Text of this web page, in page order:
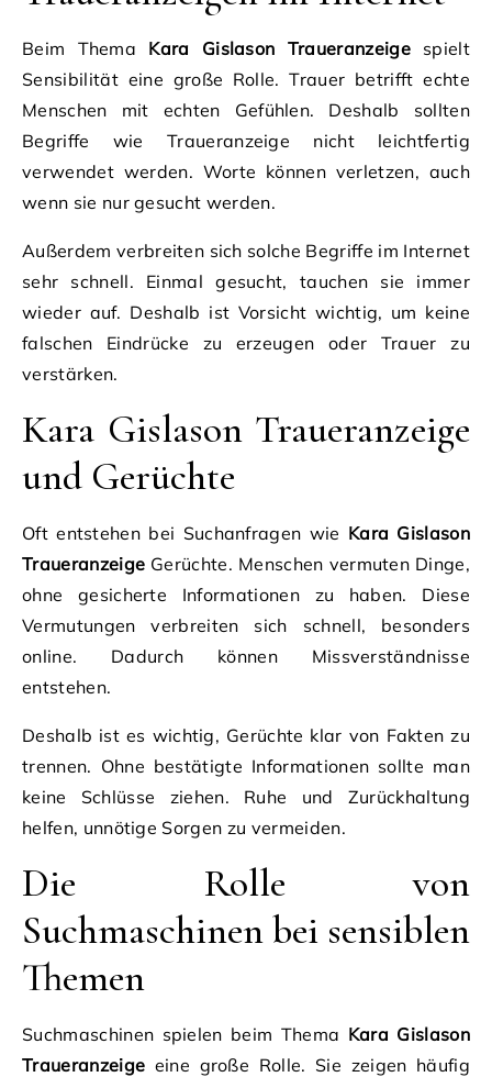
Beim Thema Kara Gislason Traueranzeigespielt
Sensibilität eine große Rolle. Trauer betrifft echte
Menschen mit echten Gefühlen. Deshalb sollten
Begriffe wie Traueranzeige nicht leichtfertig
verwendet werden. Worte können verletzen, auch
wenn sie nur gesucht werden.
Außerdem verbreiten sich solche Begriffe im Internet
sehr schnell. Einmal gesucht, tauchen sie immer
wieder auf. Deshalb ist Vorsicht wichtig, um keine
falschen Eindrücke zu erzeugen oder Trauer zu
verstärken.
Kara Gislason Traueranzeige
und Gerüchte
Oft entstehen bei Suchanfragen wie Kara Gislason
Traueranzeige Gerüchte. Menschen vermuten Dinge,
ohne gesicherte Informationen zu haben. Diese
Vermutungen verbreiten sich schnell, besonders
online. Dadurch können Missverständnisse
entstehen.
Deshalb ist es wichtig, Gerüchte klar von Fakten zu
trennen. Ohne bestätigte Informationen sollte man
keine Schlüsse ziehen. Ruhe und Zurückhaltung
helfen, unnötige Sorgen zu vermeiden.
Die Rolle von
Suchmaschinen bei sensiblen
Themen
Suchmaschinen spielen beim Thema Kara Gislason
Traueranzeige eine große Rolle. Sie zeigen häufig